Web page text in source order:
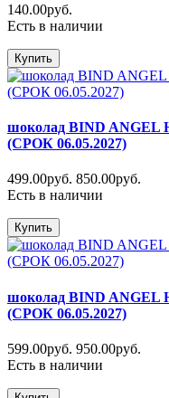
140.00руб.
Есть в наличии
Купить
шоколад BIND ANGEL
(СРОК 06.05.2027)
499.00руб. 850.00руб.
Есть в наличии
Купить
шоколад BIND ANGEL
(СРОК 06.05.2027)
599.00руб. 950.00руб.
Есть в наличии